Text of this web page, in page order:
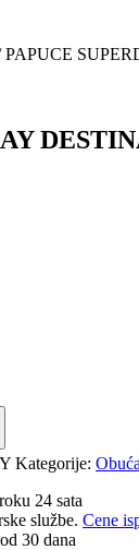
PAPUCE
Kategorije: Obuća
24 sata
službe. Cene
30 dana